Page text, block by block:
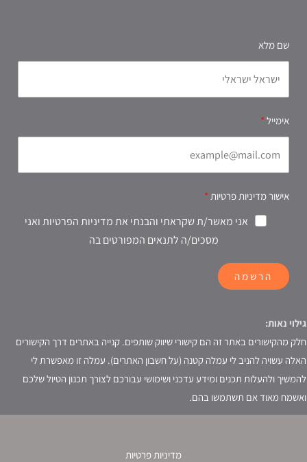
שם מלא
אימייל
אישור מדיניות פרטיות
אני מאשר/ת שקראתי והבנתי את מדיניות הפרטיות ואני
מסכים/ה לתנאים המפורטים בה
הרשמה
גילוי נאות:
חלק מהקישורים באתר זה הם קישורי שיווק שותפים. קנייה באתרים דרך הקישורים
האלה עשויה להניב לי עמלה קטנה (על חשבון האתרים). עמלה זו מאפשרת לי
להמשיך ולהעלות תכנים ומידע עדכני ושימושי עבורכם לצורך תכנון הטיול שלכם
ואשמח מאוד אם תשתמשו בהם.
מדיניות פרטיות